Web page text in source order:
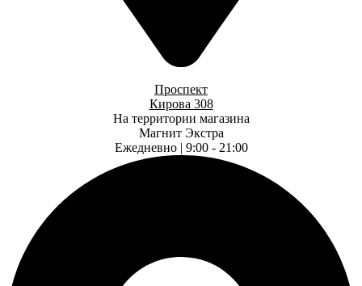
Проспект
Кирова 308
На территории магазина
Магнит Экстра
Ежедневно | 9:00 - 21:00